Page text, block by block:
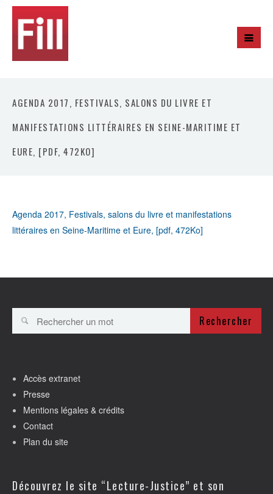
AGENDA 2017, FESTIVALS, SALONS DU LIVRE ET
MANIFESTATIONS LITTÉRAIRES EN SEINE-MARITIME ET
EURE, [PDF, 472KO]
Agenda 2017, Festivals, salons du livre et manifestations
littéraires en Seine-Maritime et Eure, [pdf, 472Ko]
Rechercher
Accès extranet
Presse
Mentions légales & crédits
Contact
Plan du site
Découvrez le site “Lecture-Justice” et son